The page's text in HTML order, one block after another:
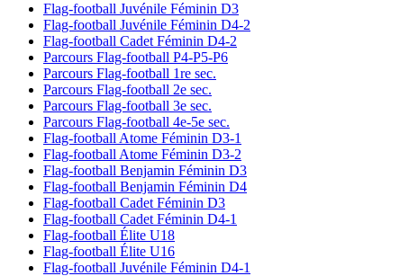
Flag-football Juvénile Féminin D3
Flag-football Juvénile Féminin D4-2
Flag-football Cadet Féminin D4-2
Parcours Flag-football P4-P5-P6
Parcours Flag-football 1re sec.
Parcours Flag-football 2e sec.
Parcours Flag-football 3e sec.
Parcours Flag-football 4e-5e sec.
Flag-football Atome Féminin D3-1
Flag-football Atome Féminin D3-2
Flag-football Benjamin Féminin D3
Flag-football Benjamin Féminin D4
Flag-football Cadet Féminin D3
Flag-football Cadet Féminin D4-1
Flag-football Élite U18
Flag-football Élite U16
Flag-football Juvénile Féminin D4-1